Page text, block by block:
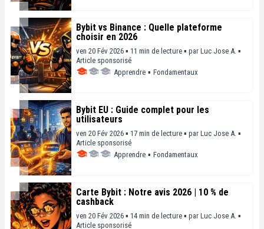
Bybit vs Binance : Quelle plateforme
choisir en 2026
ven 20 Fév 2026 ▪ 11 min de lecture ▪ par Luc Jose A. ▪
Article sponsorisé
Apprendre ▪ Fondamentaux
Bybit EU : Guide complet pour les
utilisateurs
ven 20 Fév 2026 ▪ 17 min de lecture ▪ par Luc Jose A. ▪
Article sponsorisé
Apprendre ▪ Fondamentaux
Carte Bybit : Notre avis 2026 | 10 % de
cashback
ven 20 Fév 2026 ▪ 14 min de lecture ▪ par Luc Jose A. ▪
Article sponsorisé